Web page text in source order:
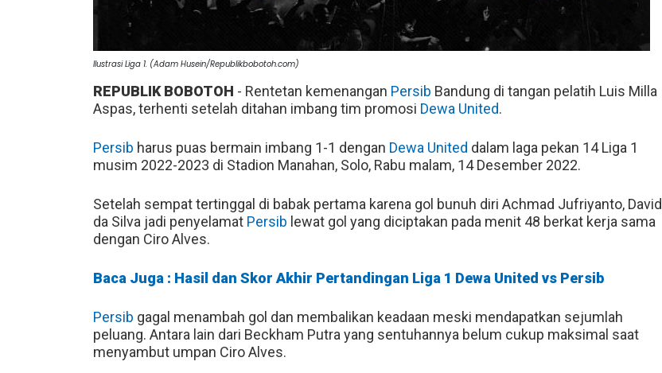
Ilustrasi Liga 1. (Adam Husein/Republikbobotoh.com)
REPUBLIK BOBOTOH - Rentetan kemenangan Persib Bandung di tangan pelatih Luis Milla
Aspas, terhenti setelah ditahan imbang tim promosi Dewa United.
Persib harus puas bermain imbang 1-1 dengan Dewa United dalam laga pekan 14 Liga 1
musim 2022-2023 di Stadion Manahan, Solo, Rabu malam, 14 Desember 2022.
Setelah sempat tertinggal di babak pertama karena gol bunuh diri Achmad Jufriyanto, David
da Silva jadi penyelamat Persib lewat gol yang diciptakan pada menit 48 berkat kerja sama
dengan Ciro Alves.
Baca Juga : Hasil dan Skor Akhir Pertandingan Liga 1 Dewa United vs Persib
Persib gagal menambah gol dan membalikan keadaan meski mendapatkan sejumlah
peluang. Antara lain dari Beckham Putra yang sentuhannya belum cukup maksimal saat
menyambut umpan Ciro Alves.